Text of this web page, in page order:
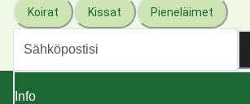
Koirat Kissat Pieneläimet
Info